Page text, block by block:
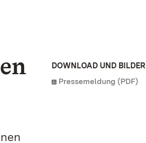
DOWNLOAD UND BILDER
Pressemeldung (PDF)